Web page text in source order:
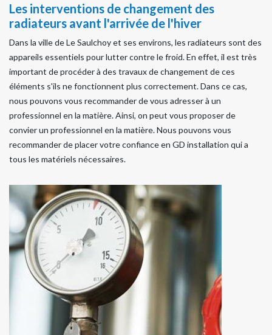
Les interventions de changement des
radiateurs avant l'arrivée de l'hiver
Dans la ville de Le Saulchoy et ses environs, les radiateurs sont des
appareils essentiels pour lutter contre le froid. En effet, il est très
important de procéder à des travaux de changement de ces
éléments s'ils ne fonctionnent plus correctement. Dans ce cas,
nous pouvons vous recommander de vous adresser à un
professionnel en la matière. Ainsi, on peut vous proposer de
convier un professionnel en la matière. Nous pouvons vous
recommander de placer votre confiance en GD installation qui a
tous les matériels nécessaires.